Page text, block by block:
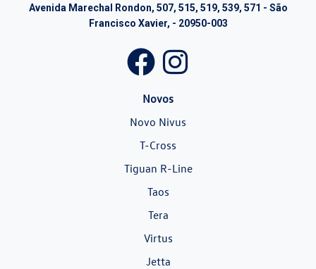
Avenida Marechal Rondon, 507, 515, 519, 539, 571 - São
Francisco Xavier, - 20950-003
Novos
Novo Nivus
T-Cross
Tiguan R-Line
Taos
Tera
Virtus
Jetta